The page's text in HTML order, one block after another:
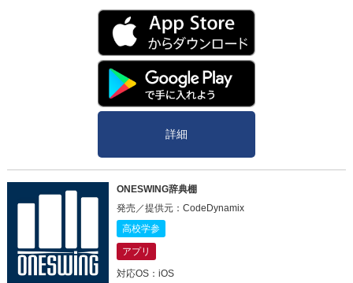
詳細
ONESWING辞典棚
発売／提供元：CodeDynamix
高校学参
アプリ
対応OS：iOS